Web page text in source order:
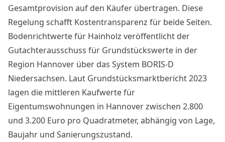
Gesamtprovision auf den Käufer übertragen. Diese
Regelung schafft Kostentransparenz für beide Seiten.
Bodenrichtwerte für Hainholz veröffentlicht der
Gutachterausschuss für Grundstückswerte in der
Region Hannover über das System BORIS-D
Niedersachsen. Laut Grundstücksmarktbericht 2023
lagen die mittleren Kaufwerte für
Eigentumswohnungen in Hannover zwischen 2.800
und 3.200 Euro pro Quadratmeter, abhängig von Lage,
Baujahr und Sanierungszustand.